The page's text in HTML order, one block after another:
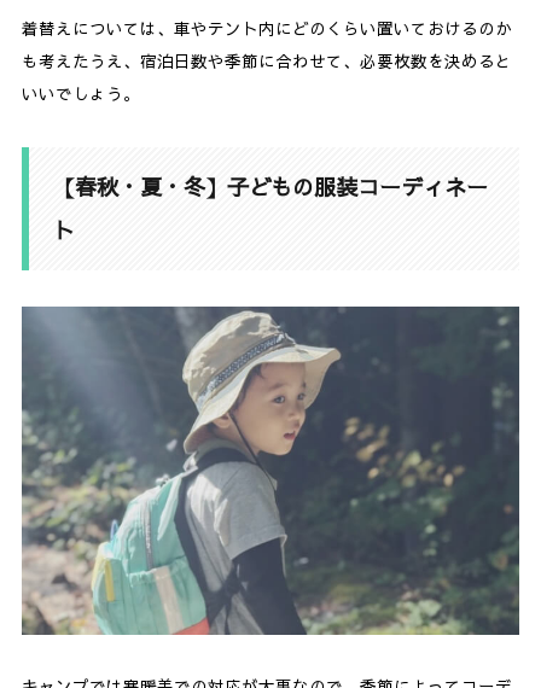
着替えについては、車やテント内にどのくらい置いておけるのか
も考えたうえ、宿泊日数や季節に合わせて、必要枚数を決めると
いいでしょう。
【春秋・夏・冬】子どもの服装コーディネー
ト